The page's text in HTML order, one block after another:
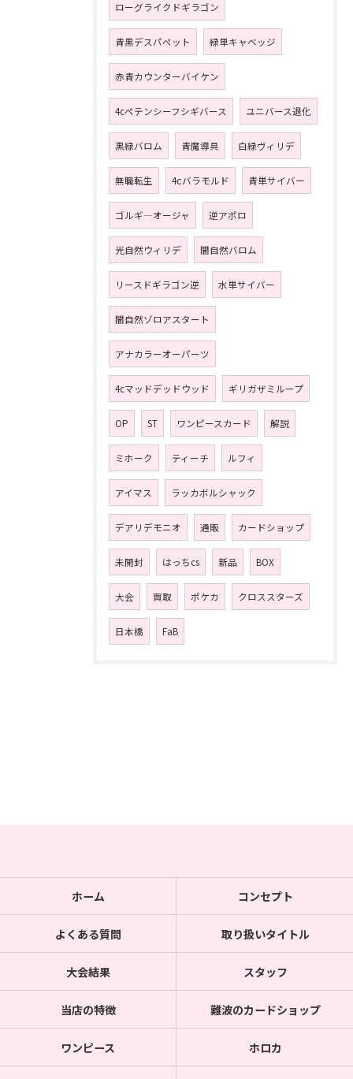
ローグライクドギラゴン
青黒デスパペット 緑単キャベッジ
赤青カウンターバイケン
4cペテンシーフシギバース ユニバース退化
黒緑バロム 青魔導具 白緑ヴィリデ
無職転生 4ⅽバラモルド 青単サイバー
ゴルギ―オージャ 逆アポロ
光自然ウィリデ 闇自然バロム
リースドギラゴン逆 水単サイバー
闇自然ゾロアスタート
アナカラーオーパーツ
4cマッドデッドウッド ギリガザミループ
OP ST ワンピースカード 解説
ミホーク ティーチ ルフィ
アイマス ラッカボルシャック
デアリデモニオ 通販 カードショップ
未開封 はっちcs 新品 BOX
大会 買取 ポケカ クロススターズ
日本橋 FaB
ホーム コンセプト
よくある質問 取り扱いタイトル
大会結果 スタッフ
当店の特徴 難波のカードショップ
ワンピース ホロカ